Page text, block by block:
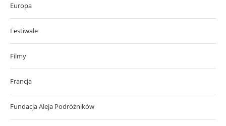
Europa
Festiwale
Filmy
Francja
Fundacja Aleja Podróżników